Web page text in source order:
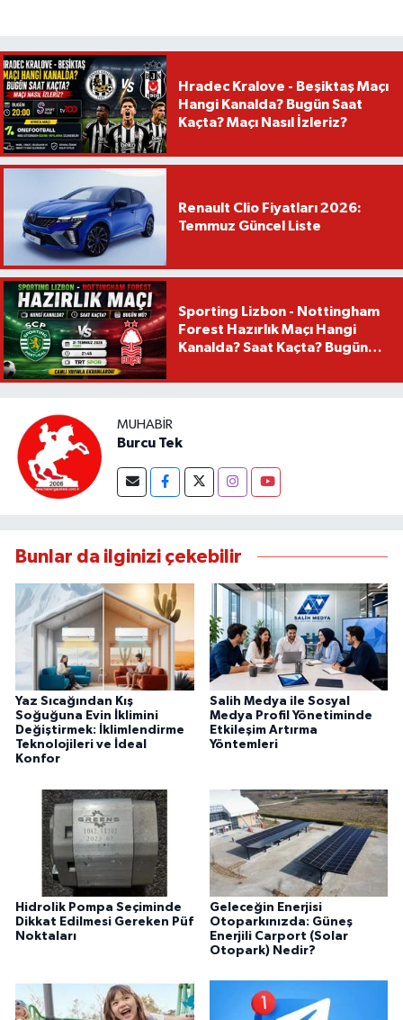
Hradec Kralove - Beşiktaş Maçı
Hangi Kanalda? Bugün Saat
Kaçta? Maçı Nasıl İzleriz?
Renault Clio Fiyatları 2026:
Temmuz Güncel Liste
Sporting Lizbon - Nottingham
Forest Hazırlık Maçı Hangi
Kanalda? Saat Kaçta? Bugün
MUHABIR
Burcu Tek
Bunlar da ilginizi çekebilir
Yaz Sıcağından Kış
Soğuğuna Evin İklimini
Değiştirmek: İklimlendirme
Teknolojileri ve İdeal
Konfor
Salih Medya ile Sosyal
Medya Profil Yönetiminde
Etkileşim Artırma
Yöntemleri
Hidrolik Pompa Seçiminde
Dikkat Edilmesi Gereken Püf
Noktaları
Geleceğin Enerjisi
Otoparkınızda: Güneş
Enerjili Carport (Solar
Otopark) Nedir?